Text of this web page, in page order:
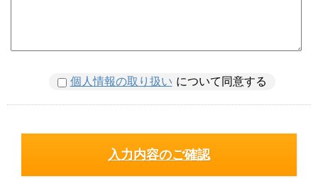
個人情報の取り扱い について同意する